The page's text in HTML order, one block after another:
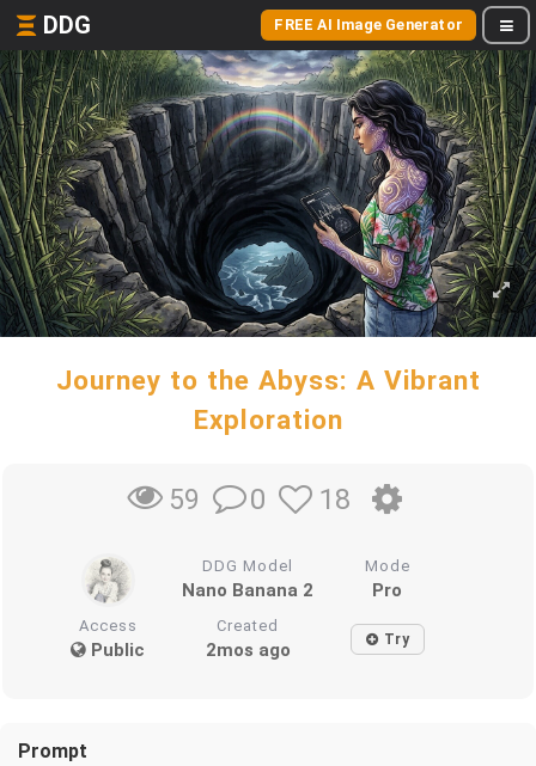
DDG FREE AI Image Generator
Journey to the Abyss: A Vibrant
Exploration
59 0 18
DDG Model
Nano Banana 2
Mode
Pro
Access
Public
Created
2mos ago Try
Prompt